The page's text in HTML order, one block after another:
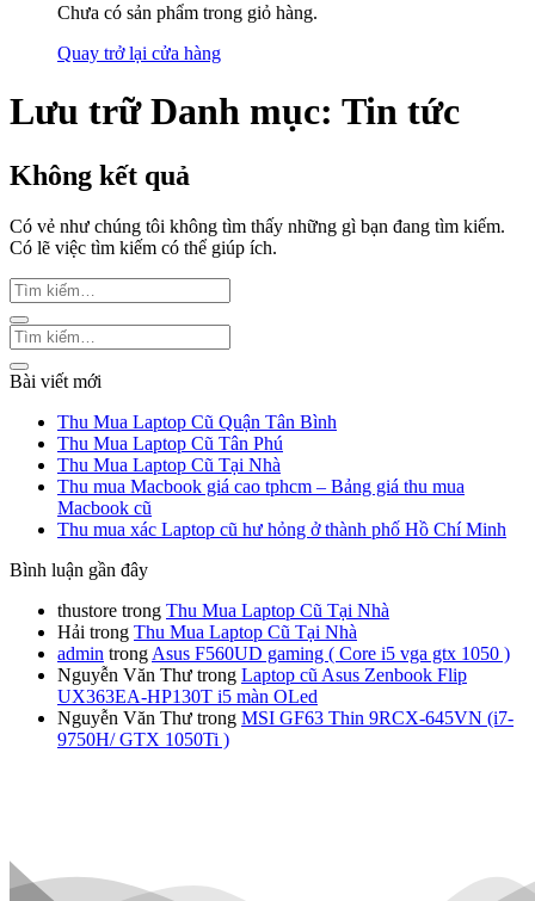
Chưa có sản phẩm trong giỏ hàng.
Quay trở lại cửa hàng
Lưu trữ Danh mục: Tin tức
Không kết quả
Có vẻ như chúng tôi không tìm thấy những gì bạn đang tìm kiếm.
Có lẽ việc tìm kiếm có thể giúp ích.
Bài viết mới
Thu Mua Laptop Cũ Quận Tân Bình
Thu Mua Laptop Cũ Tân Phú
Thu Mua Laptop Cũ Tại Nhà
Thu mua Macbook giá cao tphcm – Bảng giá thu mua
Macbook cũ
Thu mua xác Laptop cũ hư hỏng ở thành phố Hồ Chí Minh
Bình luận gần đây
thustore trong Thu Mua Laptop Cũ Tại Nhà
Hải trong Thu Mua Laptop Cũ Tại Nhà
admin trong Asus F560UD gaming ( Core i5 vga gtx 1050 )
Nguyễn Văn Thư trong Laptop cũ Asus Zenbook Flip
UX363EA-HP130T i5 màn OLed
Nguyễn Văn Thư trong MSI GF63 Thin 9RCX-645VN (i7-
9750H/ GTX 1050Ti )